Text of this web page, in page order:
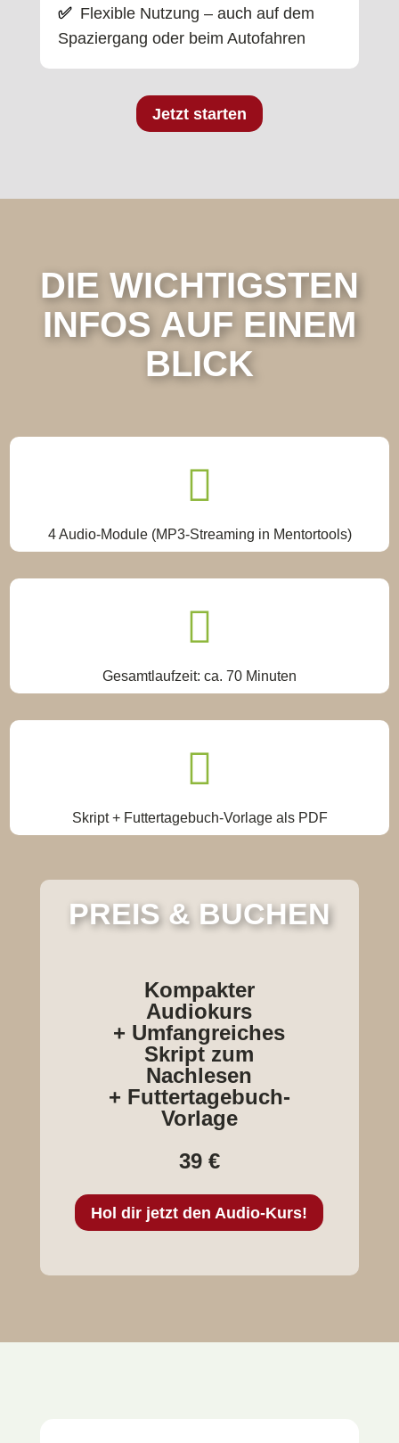
✅ Flexible Nutzung – auch auf dem
Spaziergang oder beim Autofahren
Jetzt starten
DIE WICHTIGSTEN
INFOS AUF EINEM
BLICK

4 Audio-Module (MP3-Streaming in Mentortools)

Gesamtlaufzeit: ca. 70 Minuten

Skript + Futtertagebuch-Vorlage als PDF
PREIS & BUCHEN
Kompakter
Audiokurs
+ Umfangreiches
Skript zum
Nachlesen
+ Futtertagebuch-
Vorlage
39 €
Hol dir jetzt den Audio-Kurs!